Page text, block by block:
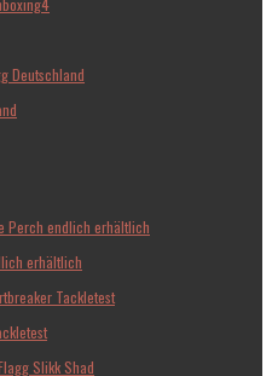
erhältlich